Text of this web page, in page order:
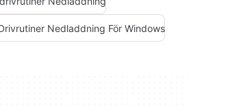
Nedladdning För Windows